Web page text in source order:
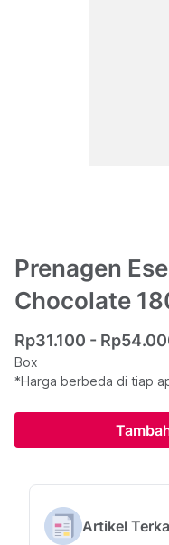
Prenagen
Chocolate
Rp31.100 -
Box
*Harga berbeda di tiap
Artikel